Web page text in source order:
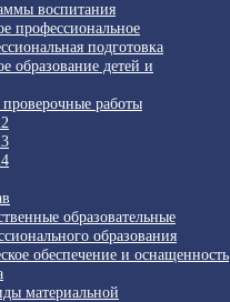
воспитания
профессиональное
подготовка
образование детей и
работы
образовательные
образования
обеспечение и оснащенность
материальной